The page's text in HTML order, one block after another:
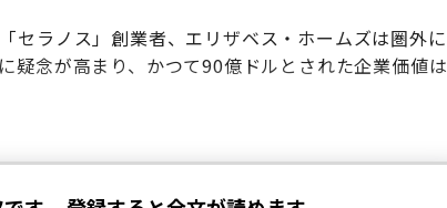
セラノス」創業者、エリザベス・ホームズは圏外に
疑念が高まり、かつて90億ドルとされた企業価値は